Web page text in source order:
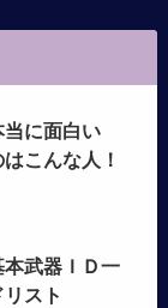
当に面白い
こんな人！
本武器ＩＤ一
スト